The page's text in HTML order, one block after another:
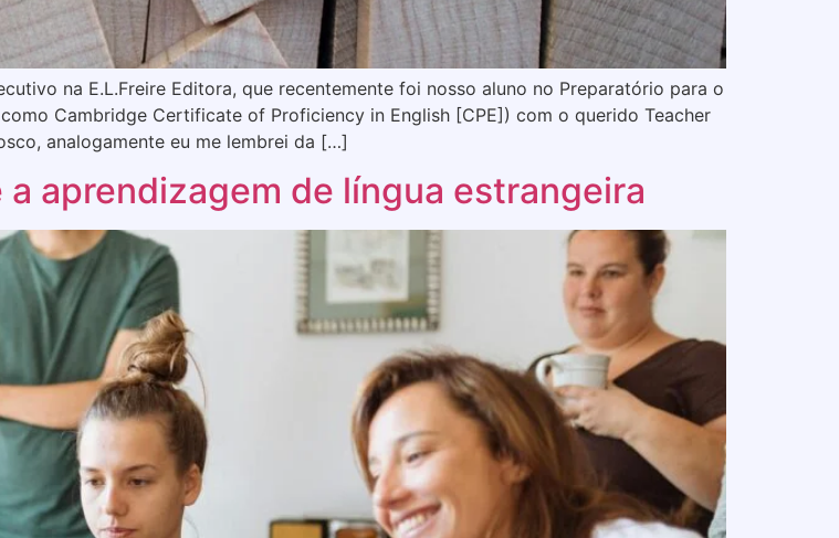
na E.L.Freire Editora, que recentemente foi nosso aluno no Preparatório para o
Cambridge Certificate of Proficiency in English [CPE]) com o querido Teacher
analogamente eu me lembrei da […]
aprendizagem de língua estrangeira